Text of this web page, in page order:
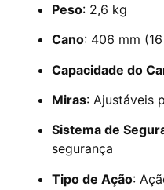
Peso: 2,6 kg
Cano: 406 mm
Capacidade do
Miras: Ajustáveis
Sistema de
segurança
Tipo de Ação: